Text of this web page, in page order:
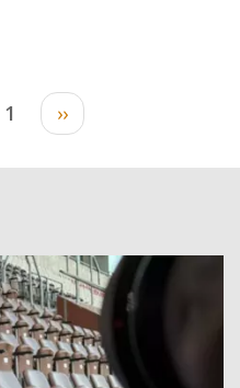
Nächste
Seite
››